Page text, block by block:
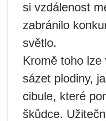
si vzdálenost
zabránilo
světlo.
Kromě toho lze
sázet plodiny,
cibule, které
škůdce.